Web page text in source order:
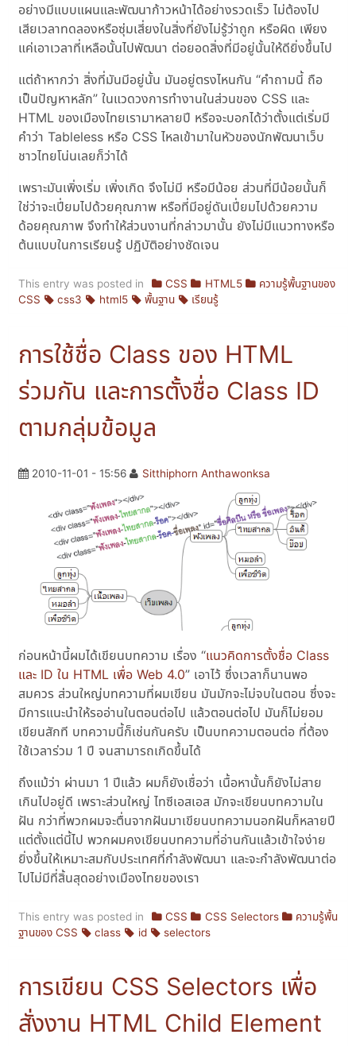
อย่างมีแบบแผนและพัฒนาก้าวหน้าได้อย่างรวดเร็ว ไม่ต้องไป
เสียเวลาทดลองหรือซุ่มเสี่ยงในสิ่งที่ยังไม่รู้ว่าถูก หรือผิด เพียง
แค่เอาเวลาที่เหลือนั้นไปพัฒนา ต่อยอดสิ่งที่มีอยู่นั้นให้ดียิ่งขึ้นไป
แต่ถ้าหากว่า สิ่งที่มันมีอยู่นั้น มันอยู่ตรงไหนกัน “คำถามนี้ ถือ
เป็นปัญหาหลัก” ในแวดวงการทำงานในส่วนของ CSS และ
HTML ของเมืองไทยเรามาหลายปี หรือจะบอกได้ว่าตั้งแต่เริ่มมี
คำว่า Tableless หรือ CSS ไหลเข้ามาในหัวของนักพัฒนาเว็บ
ชาวไทยโน่นเลยก็ว่าได้
เพราะมันเพิ่งเริ่ม เพิ่งเกิด จึงไม่มี หรือมีน้อย ส่วนที่มีน้อยนั้นก็
ใช่ว่าจะเปี่ยมไปด้วยคุณภาพ หรือที่มีอยู่ดันเปี่ยมไปด้วยความ
ด้อยคุณภาพ จึงทำให้ส่วนงานที่กล่าวมานั้น ยังไม่มีแนวทางหรือ
ต้นแบบในการเรียนรู้ ปฏิบัติอย่างชัดเจน
This entry was posted in CSS HTML5
ความรู้พื้นฐานของ
CSS
css3 html5 พื้นฐาน เรียนรู้
การใช้ชื่อ Class ของ HTML
ร่วมกัน และการตั้งชื่อ Class ID
ตามกลุ่มข้อมูล
2010-11-01 - 15:56 Sitthiphorn Anthawonksa
ก่อนหน้านี้ผมได้เขียนบทความ เรื่อง “แนวคิดการตั้งชื่อ Class
และ ID ใน HTML เพื่อ Web 4.0” เอาไว้ ซึ่งเวลาก็นานพอ
สมควร ส่วนใหญ่บทความที่ผมเขียน มันมักจะไม่จบในตอน ซึ่งจะ
มีการแนะนำให้รออ่านในตอนต่อไป แล้วตอนต่อไป มันก็ไม่ยอม
เขียนสักที บทความนี้ก็เช่นกันครับ เป็นบทความตอนต่อ ที่ต้อง
ใช้เวลาร่วม 1 ปี จนสามารถเกิดขึ้นได้
ถึงแม้ว่า ผ่านมา 1 ปีแล้ว ผมก็ยังเชื่อว่า เนื้อหานั้นก็ยังไม่สาย
เกินไปอยู่ดี เพราะส่วนใหญ่ ไทซีเอสเอส มักจะเขียนบทความใน
ฝัน กว่าที่พวกผมจะตื่นจากฝันมาเขียนบทความนอกฝันก็หลายปี
แต่ตั้งแต่นี้ไป พวกผมคงเขียนบทความที่อ่านกันแล้วเข้าใจง่าย
ยิ่งขึ้นให้เหมาะสมกับประเทศที่กำลังพัฒนา และจะกำลังพัฒนาต่อ
ไปไม่มีที่สิ้นสุดอย่างเมืองไทยของเรา
This entry was posted in CSS CSS Selectors
ความรู้พื้น
ฐานของ CSS
class id selectors
การเขียน CSS Selectors เพื่อ
สั่งงาน HTML Child Element